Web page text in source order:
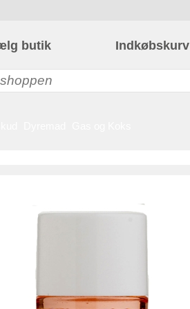
butik Indkøbskurv